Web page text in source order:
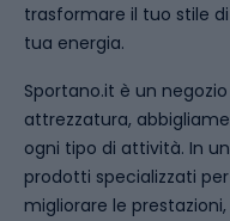
trasformare il tuo stile
tua energia.
Sportano.it è un
attrezzatura,
ogni tipo di attività. In
prodotti specializzati
migliorare le